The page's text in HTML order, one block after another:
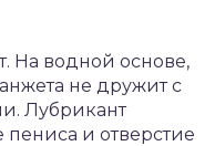
На водной основе,
не дружит с
Лубрикант
пениса и отверстие